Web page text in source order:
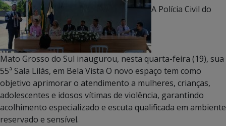
A Polícia Civil do
Mato Grosso do Sul inaugurou, nesta quarta-feira (19), sua
55ª Sala Lilás, em Bela Vista O novo espaço tem como
objetivo aprimorar o atendimento a mulheres, crianças,
adolescentes e idosos vítimas de violência, garantindo
acolhimento especializado e escuta qualificada em ambiente
reservado e sensível.